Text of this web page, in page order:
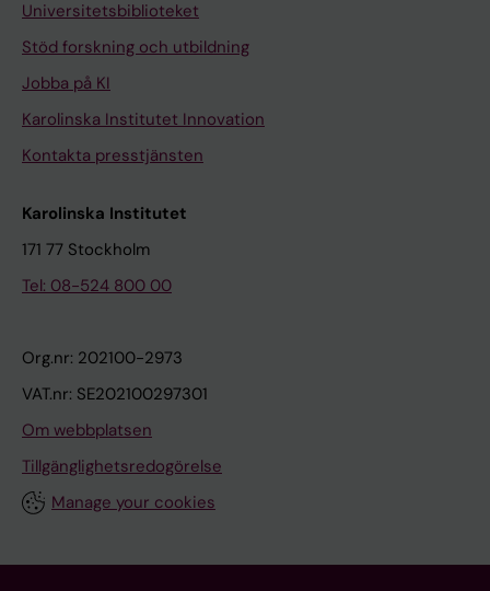
Universitetsbiblioteket
Stöd forskning och utbildning
Jobba på KI
Karolinska Institutet Innovation
Kontakta presstjänsten
Karolinska Institutet
171 77 Stockholm
Tel: 08-524 800 00
Org.nr: 202100-2973
VAT.nr: SE202100297301
Om webbplatsen
Tillgänglighetsredogörelse
Manage your cookies